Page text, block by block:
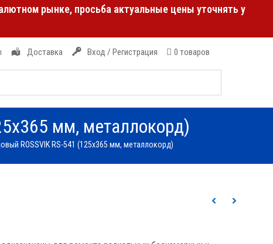
рынке, просьба актуальные цены уточнять у
Доставка Вход / Регистрация 0 товаров
мм, металлокорд)
ROSSVIK RS-541 (125х365 мм, металлокорд)